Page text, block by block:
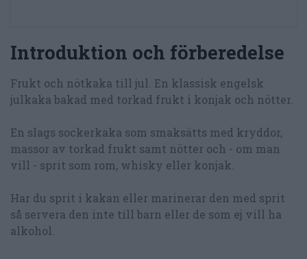
Introduktion och förberedelse
Frukt och nötkaka till jul. En klassisk engelsk
julkaka bakad med torkad frukt i konjak och nötter.
En slags sockerkaka som smaksätts med kryddor,
massor av torkad frukt samt nötter och - om man
vill - sprit som rom, whisky eller konjak.
Har du sprit i kakan eller marinerar den med sprit
så servera den inte till barn eller de som ej vill ha
alkohol.